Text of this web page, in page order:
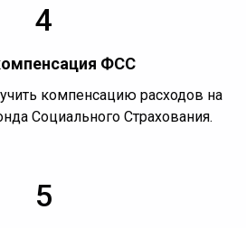
4
ФСС
компенсацию расходов на
Социального Страхования.
5